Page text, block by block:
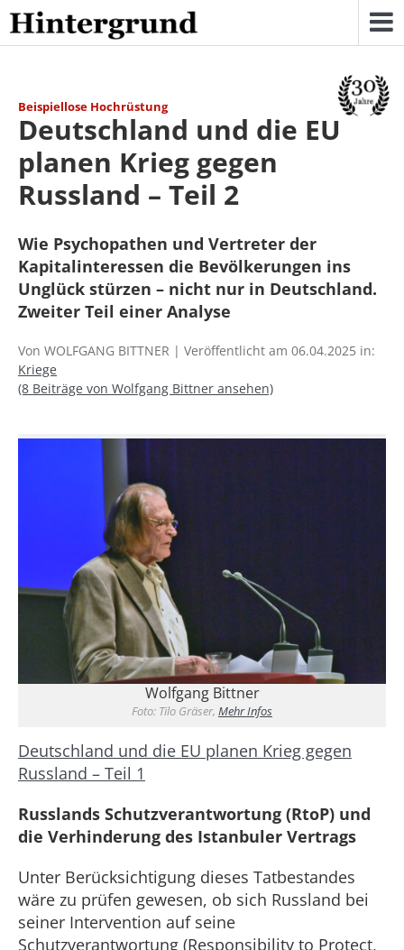
Skip
to
content
Beispiellose Hochrüstung
Deutschland und die EU
planen Krieg gegen
Russland – Teil 2
Wie Psychopathen und Vertreter der
Kapitalinteressen die Bevölkerungen ins
Unglück stürzen – nicht nur in Deutschland.
Zweiter Teil einer Analyse
Von WOLFGANG BITTNER | Veröffentlicht am 06.04.2025 in:
Kriege
(8 Beiträge von Wolfgang Bittner ansehen)
Wolfgang Bittner
Foto: Tilo Gräser, Mehr Infos
Deutschland und die EU planen Krieg gegen
Russland – Teil 1
Russlands Schutzverantwortung (RtoP) und
die Verhinderung des Istanbuler Vertrags
Unter Berücksichtigung dieses Tatbestandes
wäre zu prüfen gewesen, ob sich Russland bei
seiner Intervention auf seine
Schutzverantwortung (Responsibility to Protect,